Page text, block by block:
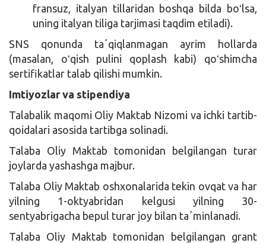
fransuz, italyan tillaridan boshqa bilda boʻlsa,
uning italyan tiliga tarjimasi taqdim etiladi).
SNS qonunda taʼqiqlanmagan ayrim hollarda
(masalan, oʻqish pulini qoplash kabi) qoʻshimcha
sertifikatlar talab qilishi mumkin.
Imtiyozlar va stipendiya
Talabalik maqomi Oliy Maktab Nizomi va ichki tartib-
qoidalari asosida tartibga solinadi.
Talaba Oliy Maktab tomonidan belgilangan turar
joylarda yashashga majbur.
Talaba Oliy Maktab oshxonalarida tekin ovqat va har
yilning 1-oktyabridan kelgusi yilning 30-
sentyabrigacha bepul turar joy bilan taʼminlanadi.
Talaba Oliy Maktab tomonidan belgilangan grant